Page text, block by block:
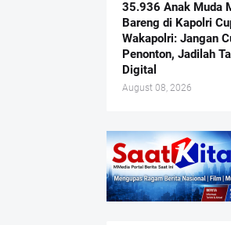
35.936 Anak Muda
Bareng di Kapolri
Wakapolri: Jangan
Penonton, Jadilah
Digital
August 08, 2026